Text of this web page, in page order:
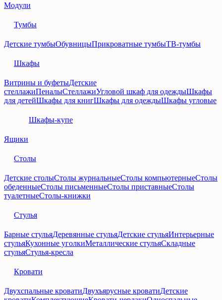
Модули
Тумбы
Детские тумбыОбувницыПрикроватные тумбыТВ-тумбы
Шкафы
Витрины и буфетыДетские
стеллажиПеналыСтеллажиУгловой шкаф для одеждыШкафы
для детейШкафы для книгШкафы для одеждыШкафы угловые
Шкафы-купе
Ящики
Столы
Детские столыСтолы журнальныеСтолы компьютерныеСтолы
обеденныеСтолы письменныеСтолы приставныеСтолы
туалетныеСтолы-книжки
Стулья
Барные стульяДеревянные стульяДетские стульяИнтерьерные
стульяКухонные уголкиМеталлические стульяСкладные
стульяСтулья-кресла
Кровати
Двухспальные кроватиДвухъярусные кроватиДетские